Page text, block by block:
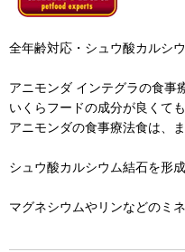
全年齢対応・シュウ酸カルシ
アニモンダ インテグラの食事
いくらフードの成分が良くて
アニモンダの食事療法食は、
シュウ酸カルシウム結石を形
マグネシウムやリンなどのミ